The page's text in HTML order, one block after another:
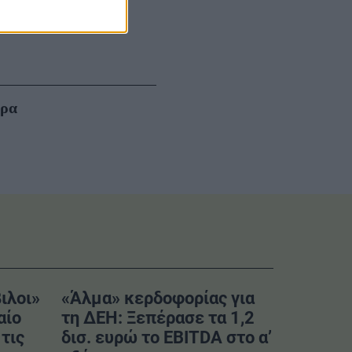
«Άλμα» κερδοφορίας για
τη ΔΕΗ: Ξεπέρασε τα 1,2
δισ. ευρώ το EBITDA στο α’